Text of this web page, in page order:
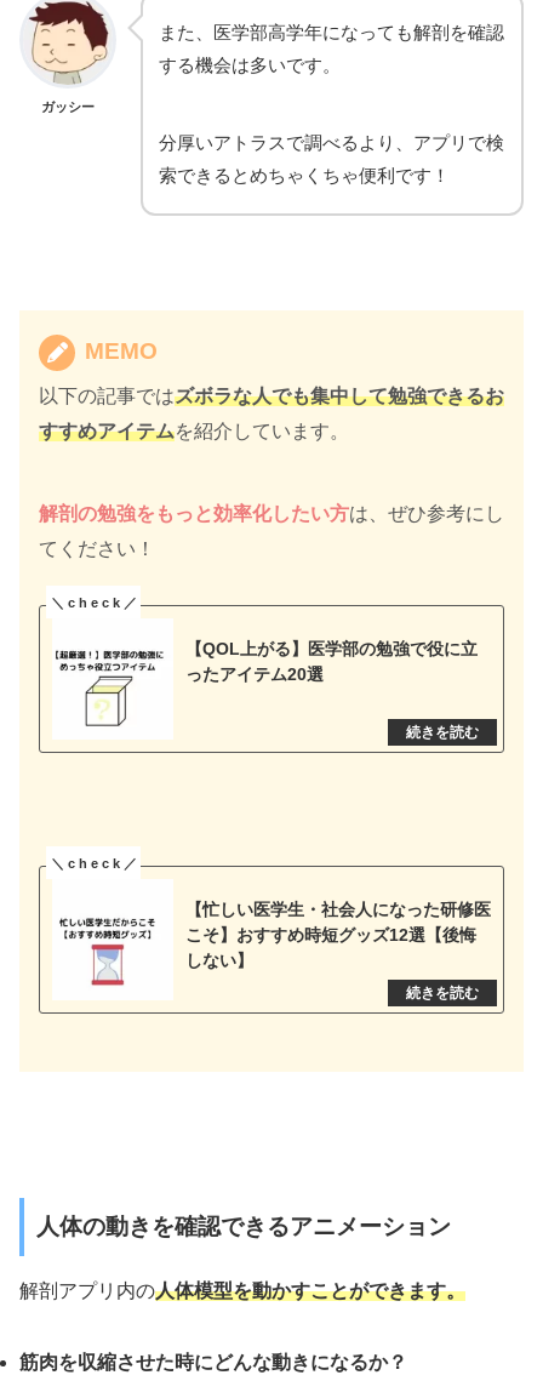
ガッシー
また、医学部高学年になっても解剖を確認
する機会は多いです。
分厚いアトラスで調べるより、アプリで検
索できるとめちゃくちゃ便利です！
MEMO
以下の記事ではズボラな人でも集中して勉強できるお
すすめアイテムを紹介しています。
解剖の勉強をもっと効率化したい方は、ぜひ参考にし
てください！
【QOL上がる】医学部の勉強で役に立
ったアイテム20選
【忙しい医学生・社会人になった研修医
こそ】おすすめ時短グッズ12選【後悔
しない】
人体の動きを確認できるアニメーション
解剖アプリ内の人体模型を動かすことができます。
筋肉を収縮させた時にどんな動きになるか？